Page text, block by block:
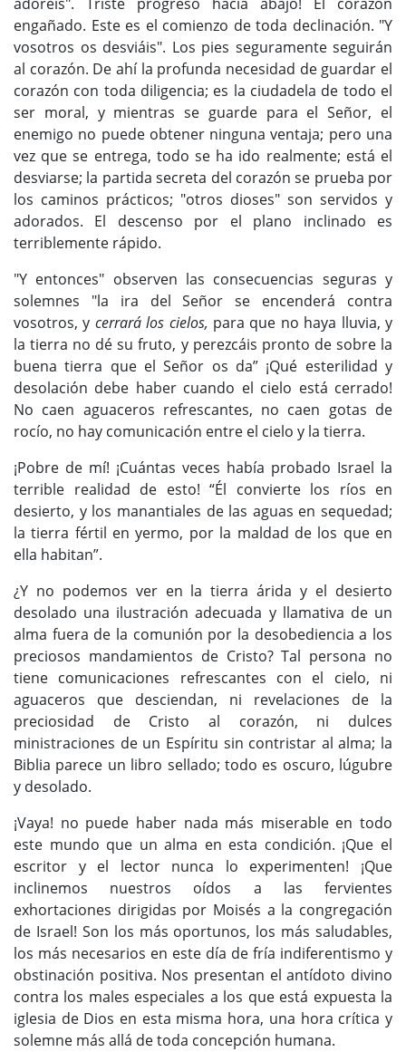
engañado. Este es el comienzo de toda declinación. "Y
vosotros os desviáis". Los pies seguramente seguirán
al corazón. De ahí la profunda necesidad de guardar el
corazón con toda diligencia; es la ciudadela de todo el
ser moral, y mientras se guarde para el Señor, el
enemigo no puede obtener ninguna ventaja; pero una
vez que se entrega, todo se ha ido realmente; está el
desviarse; la partida secreta del corazón se prueba por
los caminos prácticos; "otros dioses" son servidos y
adorados. El descenso por el plano inclinado es
terriblemente rápido.
"Y entonces" observen las consecuencias seguras y
solemnes "la ira del Señor se encenderá contra
vosotros, y cerrará los cielos, para que no haya lluvia, y
la tierra no dé su fruto, y perezcáis pronto de sobre la
buena tierra que el Señor os da” ¡Qué esterilidad y
desolación debe haber cuando el cielo está cerrado!
No caen aguaceros refrescantes, no caen gotas de
rocío, no hay comunicación entre el cielo y la tierra.
¡Pobre de mí! ¡Cuántas veces había probado Israel la
terrible realidad de esto! “Él convierte los ríos en
desierto, y los manantiales de las aguas en sequedad;
la tierra fértil en yermo, por la maldad de los que en
ella habitan”.
¿Y no podemos ver en la tierra árida y el desierto
desolado una ilustración adecuada y llamativa de un
alma fuera de la comunión por la desobediencia a los
preciosos mandamientos de Cristo? Tal persona no
tiene comunicaciones refrescantes con el cielo, ni
aguaceros que desciendan, ni revelaciones de la
preciosidad de Cristo al corazón, ni dulces
ministraciones de un Espíritu sin contristar al alma; la
Biblia parece un libro sellado; todo es oscuro, lúgubre
y desolado.
¡Vaya! no puede haber nada más miserable en todo
este mundo que un alma en esta condición. ¡Que el
escritor y el lector nunca lo experimenten! ¡Que
inclinemos nuestros oídos a las fervientes
exhortaciones dirigidas por Moisés a la congregación
de Israel! Son los más oportunos, los más saludables,
los más necesarios en este día de fría indiferentismo y
obstinación positiva. Nos presentan el antídoto divino
contra los males especiales a los que está expuesta la
iglesia de Dios en esta misma hora, una hora crítica y
solemne más allá de toda concepción humana.